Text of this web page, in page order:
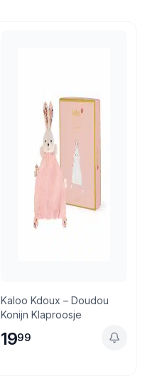
Kaloo Kdoux – Doudou
Konijn Klaproosje
1999